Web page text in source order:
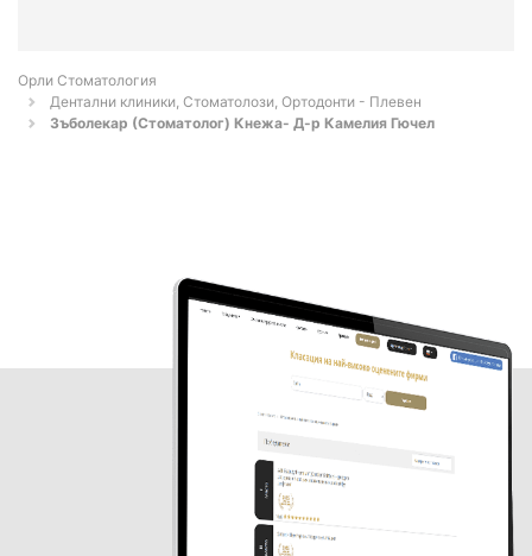
Орли Стоматология
Дентални клиники, Стоматолози, Ортодонти - Плевен
Зъболекар (Стоматолог) Кнежа- Д-р Камелия Гючел